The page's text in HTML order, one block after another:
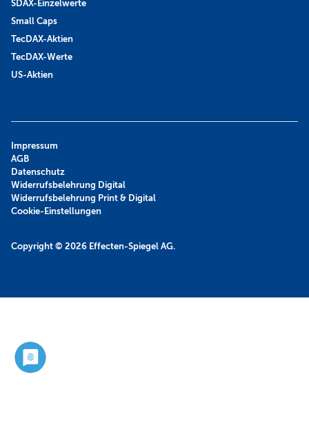
SDAX-Einzelwerte
Small Caps
TecDAX-Aktien
TecDAX-Werte
US-Aktien
Copyright © 2026 Effecten-Spiegel AG.
Impressum
AGB
Datenschutz
Widerrufsbelehrung Digital
Widerrufsbelehrung Print & Digital
Cookie-Einstellungen